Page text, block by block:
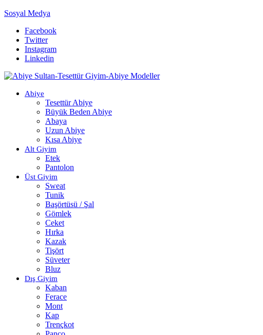
Sosyal Medya
Facebook
Twitter
Instagram
Linkedin
Abiye
Tesettür Abiye
Büyük Beden Abiye
Abaya
Uzun Abiye
Kısa Abiye
Alt Giyim
Etek
Pantolon
Üst Giyim
Sweat
Tunik
Başörtüsü / Şal
Gömlek
Ceket
Hırka
Kazak
Tişört
Süveter
Bluz
Dış Giyim
Kaban
Ferace
Mont
Kap
Trençkot